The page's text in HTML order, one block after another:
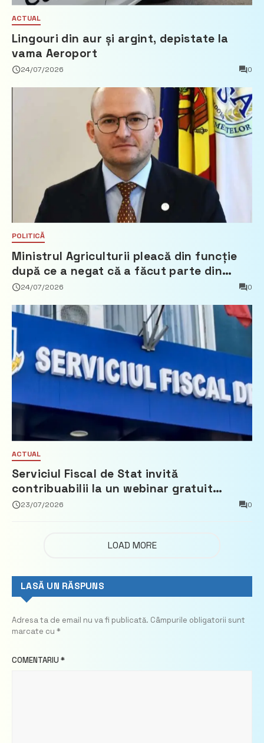
ACTUAL
Lingouri din aur și argint, depistate la
vama Aeroport
24/07/2026 0
POLITICĂ
Ministrul Agriculturii pleacă din funcție
după ce a negat că a făcut parte din
Partidul Democrat
24/07/2026 0
ACTUAL
Serviciul Fiscal de Stat invită
contribuabilii la un webinar gratuit
privind calculul impozitului pe bunurile
23/07/2026 0
LOAD MORE
LASĂ UN RĂSPUNS
Adresa ta de email nu va fi publicată. Câmpurile obligatorii sunt
marcate cu *
COMENTARIU *